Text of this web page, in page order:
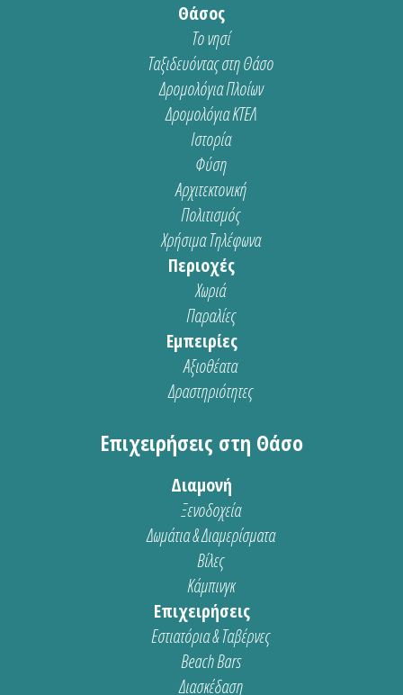
Θάσος
Το νησί
Ταξιδευόντας στη Θάσο
Δρομολόγια Πλοίων
Δρομολόγια ΚΤΕΛ
Ιστορία
Φύση
Αρχιτεκτονική
Πολιτισμός
Χρήσιμα Τηλέφωνα
Περιοχές
Χωριά
Παραλίες
Εμπειρίες
Αξιοθέατα
Δραστηριότητες
Επιχειρήσεις στη Θάσο
Διαμονή
Ξενοδοχεία
Δωμάτια & Διαμερίσματα
Βίλες
Κάμπινγκ
Επιχειρήσεις
Εστιατόρια & Ταβέρνες
Beach Bars
Διασκέδαση